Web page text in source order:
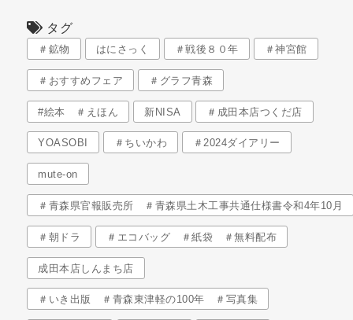
タグ
＃鉱物 はにさっく ＃戦後８０年 ＃神宮館
＃おすすめフェア ＃グラフ青森
#絵本 ＃えほん 新NISA ＃成田本店つくだ店
YOASOBI ＃ちいかわ ＃2024ダイアリー
mute-on
＃青森県官報販売所 ＃青森県土木工事共通仕様書令和4年10月
＃朝ドラ ＃エコバッグ ＃紙袋 ＃無料配布
成田本店しんまち店
＃いき出版 ＃青森東津軽の100年 ＃写真集